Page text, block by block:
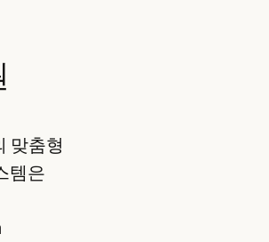
맞춤형
템은